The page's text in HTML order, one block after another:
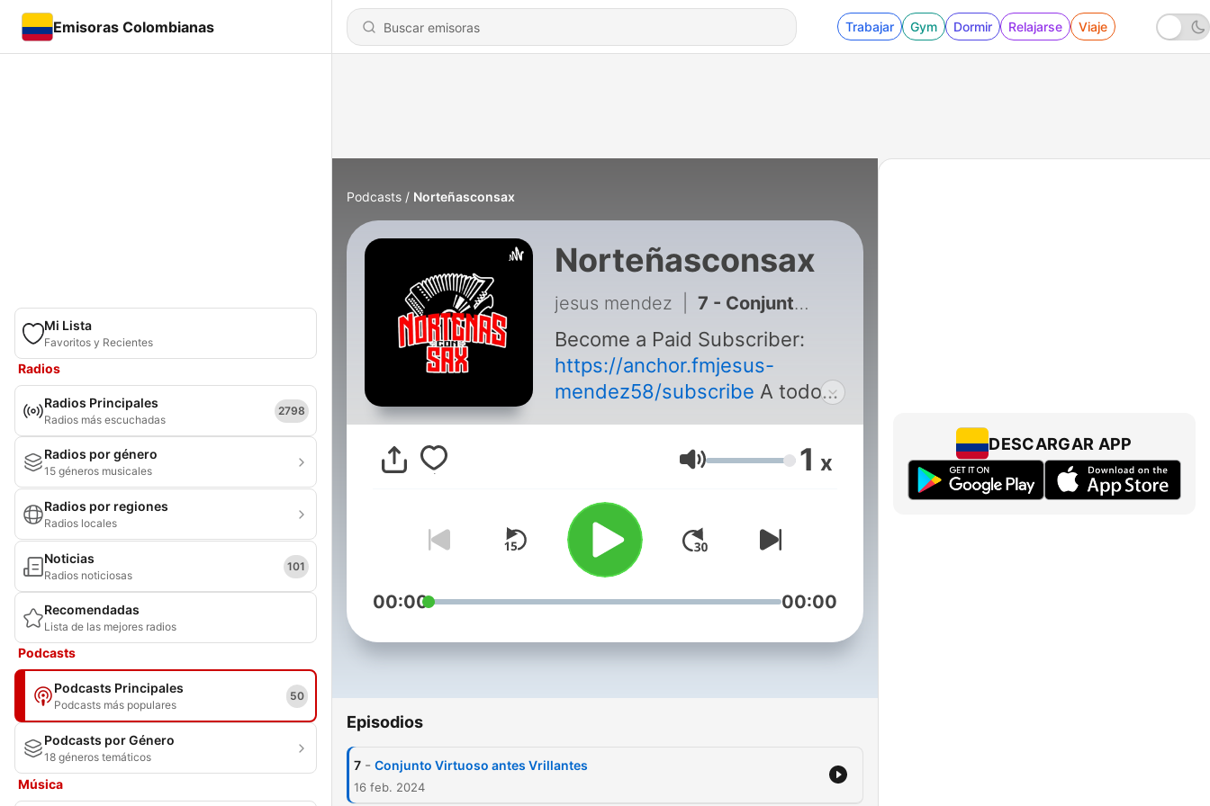
Emisoras Colombianas Trabajar Gym Dormir Relajarse Viaje
Mi Lista
Favoritos y Recientes
Radios
Radios Principales
Radios más escuchadas
2798
Radios por género
15 géneros musicales
Radios por regiones
Radios locales
Noticias
Radios noticiosas
101
Recomendadas
Lista de las mejores radios
Podcasts
Podcasts Principales
Podcasts más populares
50
Podcasts por Género
18 géneros temáticos
Música
Podcasts Norteñasconsax
Norteñasconsax
jesus mendez 7 - Conjunto Virtuoso antes Vrillantes
Become a Paid Subscriber:
https://anchor.fmjesus-
mendez58/subscribe
norteña , les estaremos
presentando a entrevistas y
del género . Para que
conoscan un poco más de sus
historias como Inician en la
música , sus éxitos y mucho
Volumen 1 x
00:00 00:00
Episodios
7 - Conjunto Virtuoso antes Vrillantes
16 feb. 2024
DESCARGAR APP